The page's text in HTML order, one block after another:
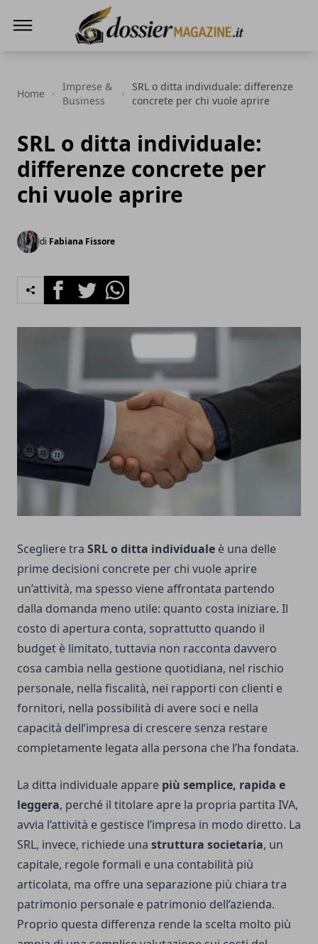
Home
Imprese &
Business
SRL o ditta individuale: differenze
concrete per chi vuole aprire
SRL o ditta individuale:
differenze concrete per
chi vuole aprire
di Fabiana Fissore
FacebookTwitterWhatsapp
Scegliere tra SRL o ditta individuale è una delle
prime decisioni concrete per chi vuole aprire
un’attività, ma spesso viene affrontata partendo
dalla domanda meno utile: quanto costa iniziare. Il
costo di apertura conta, soprattutto quando il
budget è limitato, tuttavia non racconta davvero
cosa cambia nella gestione quotidiana, nel rischio
personale, nella fiscalità, nei rapporti con clienti e
fornitori, nella possibilità di avere soci e nella
capacità dell’impresa di crescere senza restare
completamente legata alla persona che l’ha fondata.
La ditta individuale appare più semplice, rapida e
leggera, perché il titolare apre la propria partita IVA,
avvia l’attività e gestisce l’impresa in modo diretto. La
SRL, invece, richiede una struttura societaria, un
capitale, regole formali e una contabilità più
articolata, ma offre una separazione più chiara tra
patrimonio personale e patrimonio dell’azienda.
Proprio questa differenza rende la scelta molto più